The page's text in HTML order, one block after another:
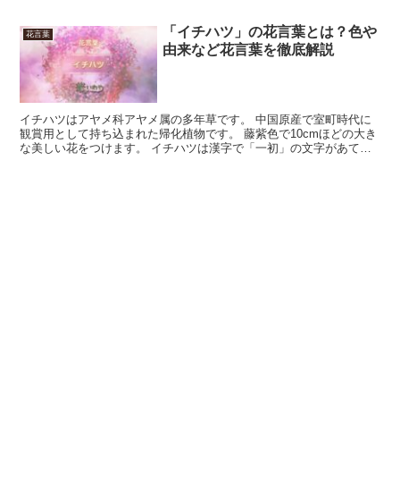
花言葉
「イチハツ」の花言葉とは？色や
由来など花言葉を徹底解説
イチハツはアヤメ科アヤメ属の多年草です。 中国原産で室町時代に
観賞用として持ち込まれた帰化植物です。 藤紫色で10cmほどの大き
な美しい花をつけます。 イチハツは漢字で「一初」の文字があてら